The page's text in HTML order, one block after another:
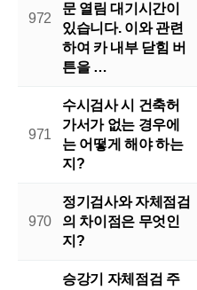
972
문 열림 대기시간이
있습니다. 이와 관련
하여 카 내부 닫힘 버
튼을 …
971
수시검사 시 건축허
가서가 없는 경우에
는 어떻게 해야 하는
지?
970
정기검사와 자체점검
의 차이점은 무엇인
지?
승강기 자체점검 주